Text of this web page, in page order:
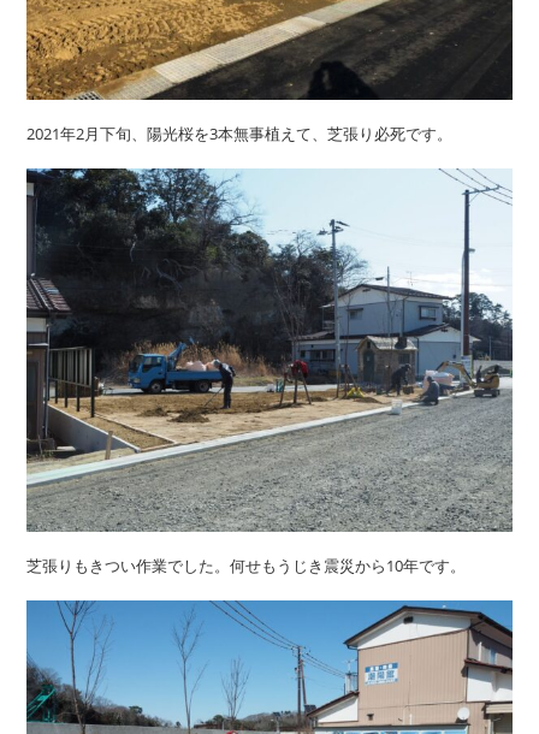
2021年2月下旬、陽光桜を3本無事植えて、芝張り必死です。
芝張りもきつい作業でした。何せもうじき震災から10年です。